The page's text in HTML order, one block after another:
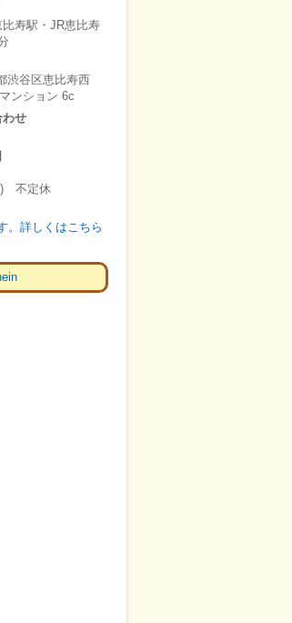
寿駅・JR恵比寿
渋谷区恵比寿西
ンション 6c
わせ
) 不定休
。詳しくはこちら